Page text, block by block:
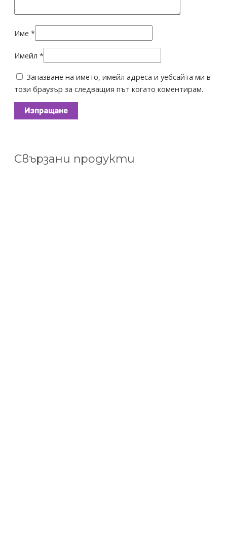
Име *
Имейл *
Запазване на името, имейл адреса и уебсайта ми в
този браузър за следващия път когато коментирам.
Свързани продукти